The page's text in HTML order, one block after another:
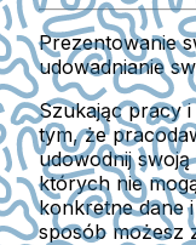
Prezentowanie
udowadnianie
Szukając pracy
tym, że
udowodnij
których nie
konkretne dane
sposób możesz